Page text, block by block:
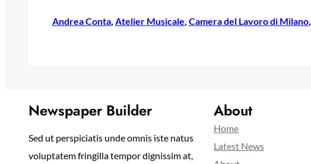
Andrea Conta, Atelier Musicale, Camera del Lavoro di Milano,
Newspaper Builder
Sed ut perspiciatis unde omnis iste natus
voluptatem fringilla tempor dignissim at,
About
Home
Latest News